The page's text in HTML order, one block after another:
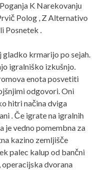
K Narekovanju
Polog , Z Alternativo
Posnetek .
krmarijo po sejah.
igralniško izkušnjo.
enota posvetiti
odgovori. Oni
hitri načina dviga
. Če igrate na igralnih
je vedno pomembna za
kazino zemljišče
palec kalup od bančni
dvorana